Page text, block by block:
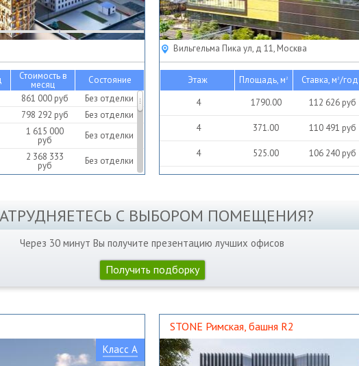
Стоимость в
месяц
Состояние
861 000 руб
Без отделки
798 292 руб
Без отделки
1 615 000
руб Без отделки
2 368 333
руб Без отделки
Вильгельма Пика ул, д 11, Москва
Этаж Площадь, м2 Ставка, м2/год
4
1790.00 112 626 руб
4 371.00 110 491 руб
4 525.00 106 240 руб
4 755.00 138 850руб
С ВЫБОРОМ ПОМЕЩЕНИЯ?
Через 30 минут Вы получите презентацию лучших офисов
Получить подборку
Класс A
STONE Римская, башня R2